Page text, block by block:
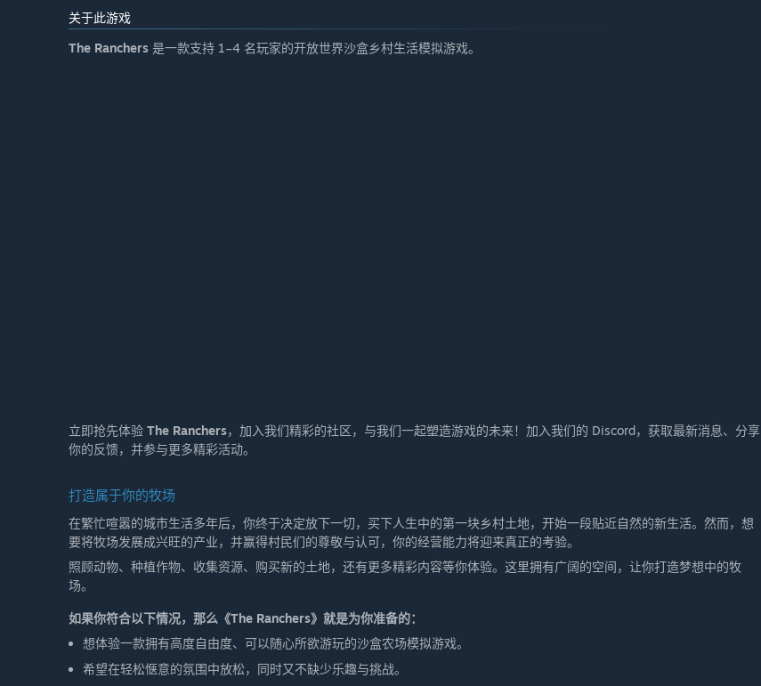
关于此游戏
The Ranchers 是一款支持 1–4 名玩家的开放世界沙盒乡村生活模拟游戏。
立即抢先体验 The Ranchers，加入我们精彩的社区，与我们一起塑造游戏的未来！加入我们的 Discord，获取最新消息、分享
你的反馈，并参与更多精彩活动。
打造属于你的牧场
在繁忙喧嚣的城市生活多年后，你终于决定放下一切，买下人生中的第一块乡村土地，开始一段贴近自然的新生活。然而，想
要将牧场发展成兴旺的产业，并赢得村民们的尊敬与认可，你的经营能力将迎来真正的考验。
照顾动物、种植作物、收集资源、购买新的土地，还有更多精彩内容等你体验。这里拥有广阔的空间，让你打造梦想中的牧
场。
如果你符合以下情况，那么《The Ranchers》就是为你准备的：
想体验一款拥有高度自由度、可以随心所欲游玩的沙盒农场模拟游戏。
希望在轻松惬意的氛围中放松，同时又不缺少乐趣与挑战。